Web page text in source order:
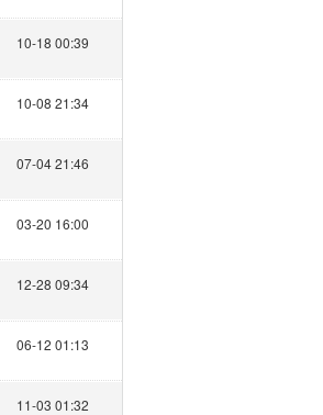
10-18 00:39
10-08 21:34
07-04 21:46
03-20 16:00
12-28 09:34
06-12 01:13
11-03 01:32